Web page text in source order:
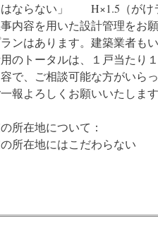
ならない」 H×1.5（がけ
内容を用いた設計管理をお
ンはあります。建築業者もい
のトータルは、１戸当たり１
で、ご相談可能な方がいら
報よろしくお願いいたします
所在地について：
所在地にはこだわらない